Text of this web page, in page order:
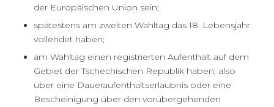
der Europäischen Union sein;
spätestens am zweiten Wahltag das 18. Lebensjahr
vollendet haben;
am Wahltag einen registrierten Aufenthalt auf dem
Gebiet der Tschechischen Republik haben, also
über eine Daueraufenthaltserlaubnis oder eine
Bescheinigung über den vorübergehenden